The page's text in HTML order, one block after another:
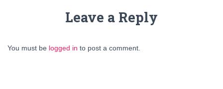
Leave a Reply
You must be logged in to post a comment.